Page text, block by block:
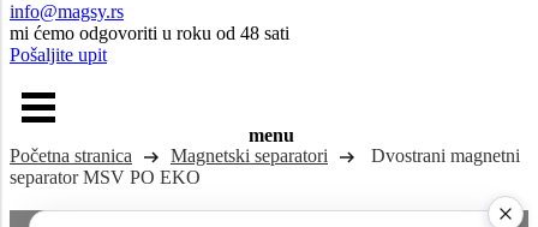
info@magsy.rs
mi ćemo odgovoriti u roku od 48 sati
Pošaljite upit
menu
Početna stranica
Magnetski separatori
Dvostrani magnetni
separator MSV PO EKO